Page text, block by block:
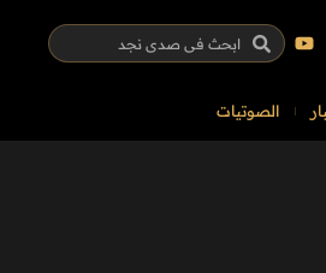
الصوتيات